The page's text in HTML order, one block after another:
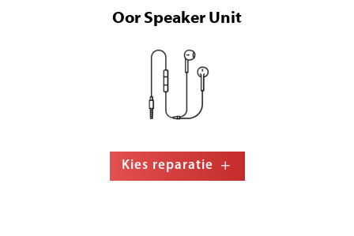
Oor Speaker Unit
Kies reparatie